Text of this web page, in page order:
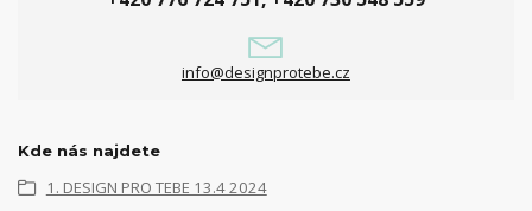
info@designprotebe.cz
Kde nás najdete
1. DESIGN PRO TEBE 13.4 2024